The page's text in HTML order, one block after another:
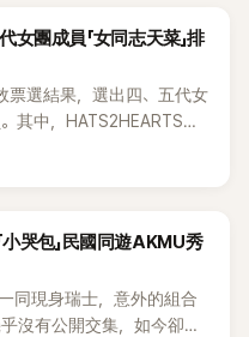
團成員「女同志天菜」排
選結果，選出四、五代女
其中，HATS2HEARTS成
社群中的高人氣。
小哭包」民國同遊AKMU秀
同現身瑞士，意外的組合
沒有公開交集，如今卻一